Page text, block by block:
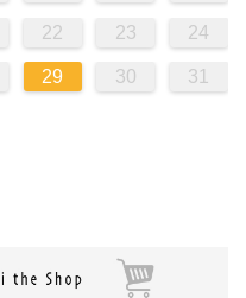
22 23 24
29 30 31